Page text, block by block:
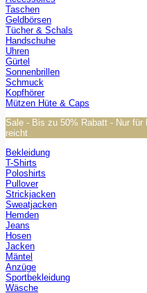
Taschen
Geldbörsen
Tücher & Schals
Handschuhe
Uhren
Gürtel
Sonnenbrillen
Schmuck
Kopfhörer
Mützen Hüte & Caps
Sale - Bis zu 50% Rabatt - Nur für
reicht
Bekleidung
T-Shirts
Poloshirts
Pullover
Strickjacken
Sweatjacken
Hemden
Jeans
Hosen
Jacken
Mäntel
Anzüge
Sportbekleidung
Wäsche